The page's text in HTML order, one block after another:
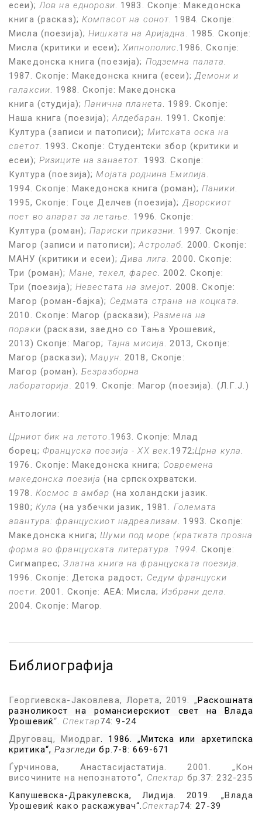
есеи); Лов на еднорози . 1983. Скопје: Македонска
книга (расказ); Компасот на сонот . 1984. Скопје:
Мисла (поезија);Нишката на Аријадна
. 1985. Скопје:
Мисла (критики и есеи); Хипнополис .1986. Скопје:
Македонска книга (поезија); Подземна палата
1987. Скопје: Македонска книга (есеи); Демони и
галаксии . 1988. Скопје: Македонска
книга (студија); Панична планета
. 1989. Скопје:
Наша книга (поезија); Алдебаран . 1991. Скопје:
Култура (записи и патописи); Митската оска на
светот.
1993. Скопје: Студентски збор (критики и
есеи); Ризиците на занаетот.
1993. Скопје:
Култура (поезија);Мојата роднина Емилија
1994. Скопје: Македонска книга (роман); Паники
1995, Скопје: Гоце Делчев (поезија); Дворскиот
поет во апарат за летање.
1996. Скопје:
Култура (роман); Париски приказни . 1997. Скопје:
Магор (записи и патописи);Астролаб. 2000. Скопје:
МАНУ (критики и есеи); Дива лига.
2000. Скопје:
Три (роман); Мане, текел, фарес
. 2002. Скопје:
Три (поезија); Невестата на змејот . 2008. Скопје:
Магор (роман-бајка); Седмата страна на коцката
2010. Скопје: Магор (раскази); Размена на
пораки (раскази, заедно со Тања Урошевиќ,
2013) Скопје: Магор; Тајна мисија
. 2013, Скопје:
Магор (раскази);Маџун . 2018, Скопје:
Магор (роман); Безразборна
лабораторија.
2019. Скопје: Магор (поезија). (Л.Г.Ј.)
Антологии:
Црниот бик на летото .1963. Скопје: Млад
борец; Француска поезија - ХХ век .1972;Црна кула
1976. Скопје: Македонска книга; Современа
македонска поезија (на српскохрватски.
1978. Космос в амбар (на холандски јазик.
1980; Кула (на узбечки јазик, 1981. Големата
авантура: францускиот надреализам
. 1993. Скопје:
Македонска книга;Шуми под море (кратката прозна
форма во француската литература. 1994 . Скопје:
Сигмапрес;Златна книга на француската поезија
1996. Скопје: Детска радост; Седум француски
поети . 2001. Скопје: АЕА: Мисла; Избрани дела
2004. Скопје: Магор.
Библиографија
Георгиевска-Јаковлева, Лорета, 2019. „Раскошната
разноликост на романсиерскиот свет на Влада
Урошевиќ“. Спектар74: 9-24
Друговац, Миодраг
1986. „Митска или архетипска
критика“,Разгледи бр.7-8:669-671
Ѓурчинова, Анастасијастатија. 2001. „Кон
височините на непознатото“, Спектар бр.37: 232-235
Капушевска-Дракулевска,Лидија. 2019.„Влада
Урошевиќ како раскажувач“. Спектар74: 27-39